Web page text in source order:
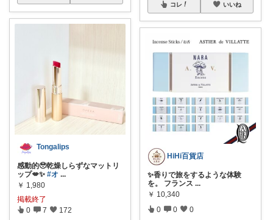
Tongalips
感動的🥹乾燥しらずなマットリ
ップ💋✨ #オ ...
￥ 1,980
掲載終了
0 7 172
コレ いいね
HiHi百貨店
✨香りで旅をするような体験
を。 フランス ...
￥ 10,340
0 0 0